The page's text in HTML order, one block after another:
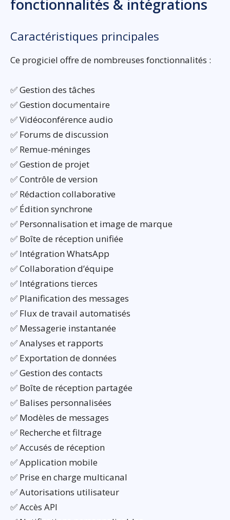
fonctionnalités & intégrations
Caractéristiques principales
Ce progiciel offre de nombreuses fonctionnalités :
✅ Gestion des tâches
✅ Gestion documentaire
✅ Vidéoconférence audio
✅ Forums de discussion
✅ Remue-méninges
✅ Gestion de projet
✅ Contrôle de version
✅ Rédaction collaborative
✅ Édition synchrone
✅ Personnalisation et image de marque
✅ Boîte de réception unifiée
✅ Intégration WhatsApp
✅ Collaboration d’équipe
✅ Intégrations tierces
✅ Planification des messages
✅ Flux de travail automatisés
✅ Messagerie instantanée
✅ Analyses et rapports
✅ Exportation de données
✅ Gestion des contacts
✅ Boîte de réception partagée
✅ Balises personnalisées
✅ Modèles de messages
✅ Recherche et filtrage
✅ Accusés de réception
✅ Application mobile
✅ Prise en charge multicanal
✅ Autorisations utilisateur
✅ Accès API